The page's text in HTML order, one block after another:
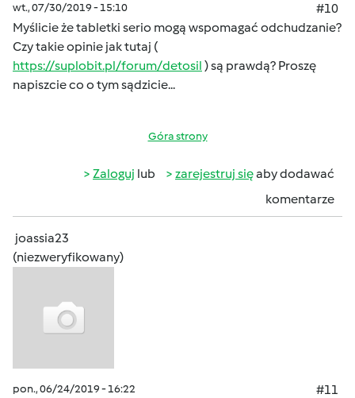
wt., 07/30/2019 - 15:10
#10
Myślicie że tabletki serio mogą wspomagać odchudzanie?
Czy takie opinie jak tutaj (
https://suplobit.pl/forum/detosil ) są prawdą? Proszę
napiszcie co o tym sądzicie...
Góra strony
Zaloguj lub zarejestruj sięaby dodawać
komentarze
joassia23
(niezweryfikowany)
pon., 06/24/2019 - 16:22
#11